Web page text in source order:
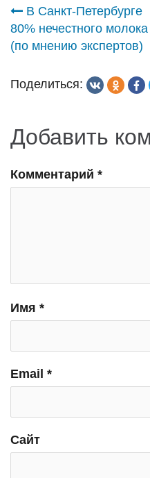
Навигация
по
записям
В Санкт-Петербурге
80% нечестного молока
(по мнению экспертов)
Поделиться:
Добавить
Комментарий *
Имя *
Email *
Сайт